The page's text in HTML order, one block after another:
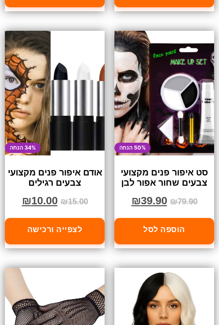
50% הנחה
סט איפור פנים מקצועי
צבעים שחור אפור לבן
₪79.90
₪39.90
הוספה לסל
34% הנחה
אודם איפור פנים מקצועי
צבעים רגילים
₪15.00
₪10.00
לצפייה ורכישה